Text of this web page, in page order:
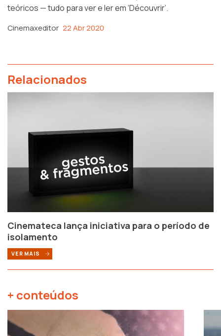
teóricos — tudo para ver e ler em‘Découvrir’.
Cinemaxeditor 22 Abr 2020
Relacionados
Cinemateca lança iniciativa para o período de
isolamento
VER MAIS
+ conteúdos